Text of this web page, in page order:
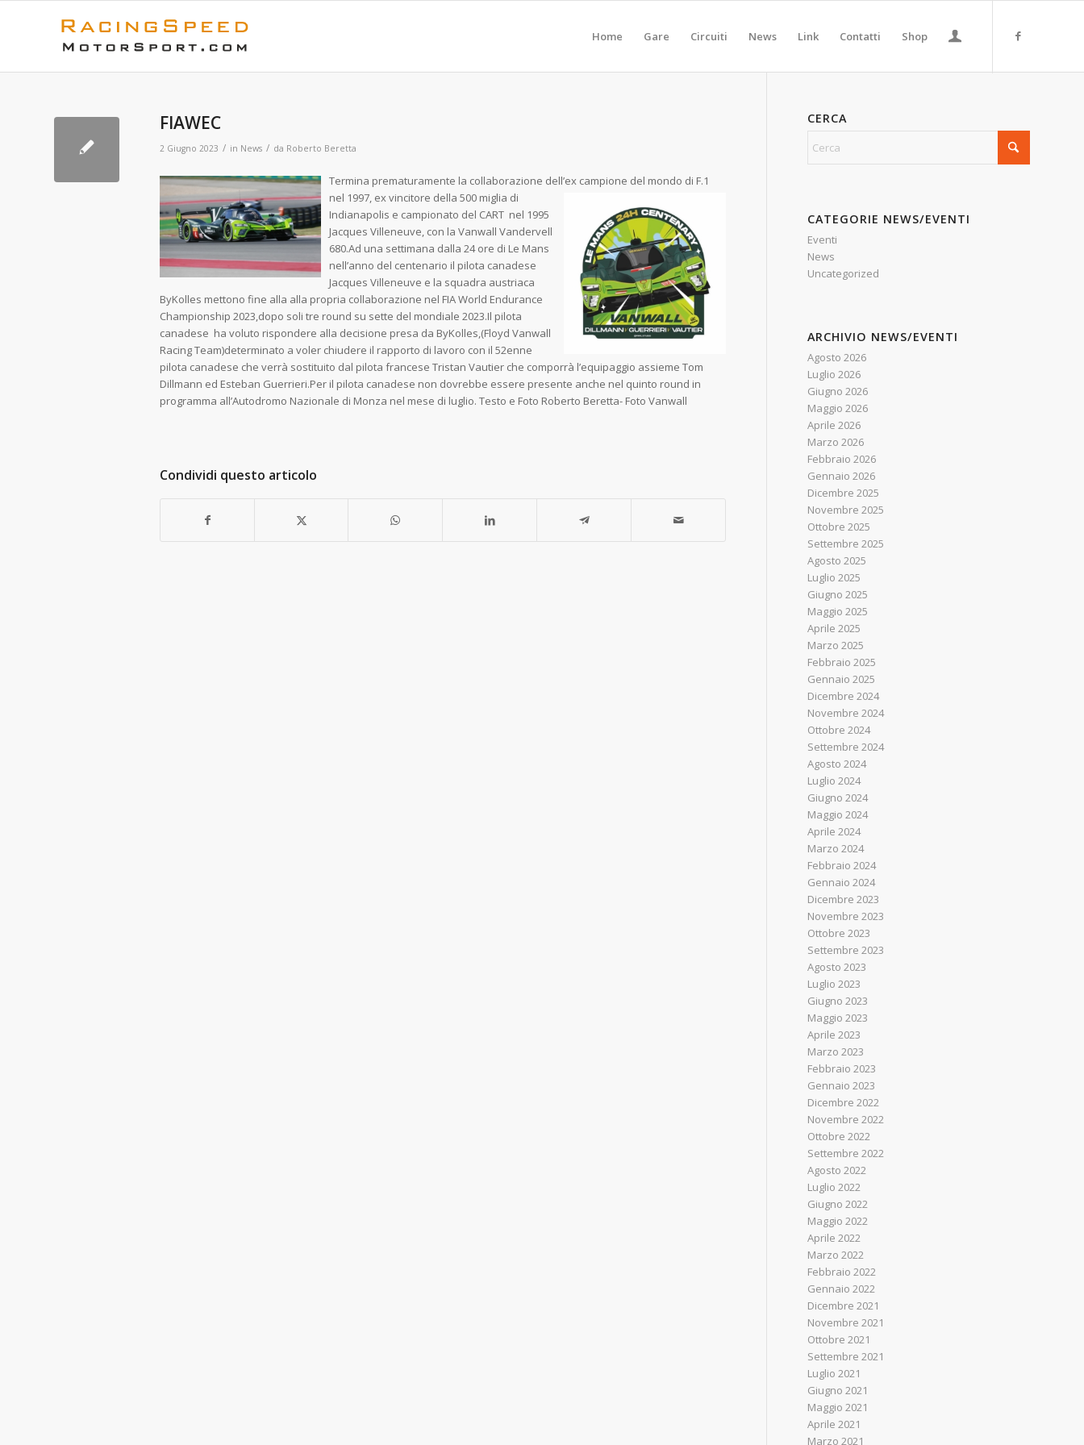
Home Gare Circuiti News Link Contatti Shop
FIAWEC
2 Giugno 2023 / in News / da Roberto Beretta
Termina prematuramente la collaborazione dell’ex campione del mondo di F.1
nel 1997, exvincitore della 500 miglia di
Indianapolis e campionato del CART nel 1995
Jacques Villeneuve, con la Vanwall Vandervell
680.Ad una settimana dalla 24 ore di Le Mans
nell’anno del centenario il pilota canadese
Jacques Villeneuve e la squadra austriaca
ByKolles mettono fine alla alla propria collaborazione nel FIA World Endurance
Championship 2023,dopo soli tre round su sette del mondiale 2023.Il pilota
canadese ha voluto rispondere alla decisione presa da ByKolles,(Floyd Vanwall
Racing Team)determinato a voler chiudere il rapporto di lavoro con il 52enne
pilota canadese che verrà sostituito dal pilota francese Tristan Vautier che comporrà l’equipaggio assieme Tom
Dillmann ed Esteban Guerrieri.Per il pilota canadese non dovrebbe essere presente anche nel quinto round in
programma all’Autodromo Nazionale di Monza nel mese di luglio. Testo e Foto Roberto Beretta- Foto Vanwall
Condividi questo articolo
CERCA
CATEGORIE NEWS/EVENTI
Eventi
News
Uncategorized
ARCHIVIO NEWS/EVENTI
Agosto 2026
Luglio 2026
Giugno 2026
Maggio 2026
Aprile 2026
Marzo 2026
Febbraio 2026
Gennaio 2026
Dicembre 2025
Novembre 2025
Ottobre 2025
Settembre 2025
Agosto 2025
Luglio 2025
Giugno 2025
Maggio 2025
Aprile 2025
Marzo 2025
Febbraio 2025
Gennaio 2025
Dicembre 2024
Novembre 2024
Ottobre 2024
Settembre 2024
Agosto 2024
Luglio 2024
Giugno 2024
Maggio 2024
Aprile 2024
Marzo 2024
Febbraio 2024
Gennaio 2024
Dicembre 2023
Novembre 2023
Ottobre 2023
Settembre 2023
Agosto 2023
Luglio 2023
Giugno 2023
Maggio 2023
Aprile 2023
Marzo 2023
Febbraio 2023
Gennaio 2023
Dicembre 2022
Novembre 2022
Ottobre 2022
Settembre 2022
Agosto 2022
Luglio 2022
Giugno 2022
Maggio 2022
Aprile 2022
Marzo 2022
Febbraio 2022
Gennaio 2022
Dicembre 2021
Novembre 2021
Ottobre 2021
Settembre 2021
Luglio 2021
Giugno 2021
Maggio 2021
Aprile 2021
Marzo 2021